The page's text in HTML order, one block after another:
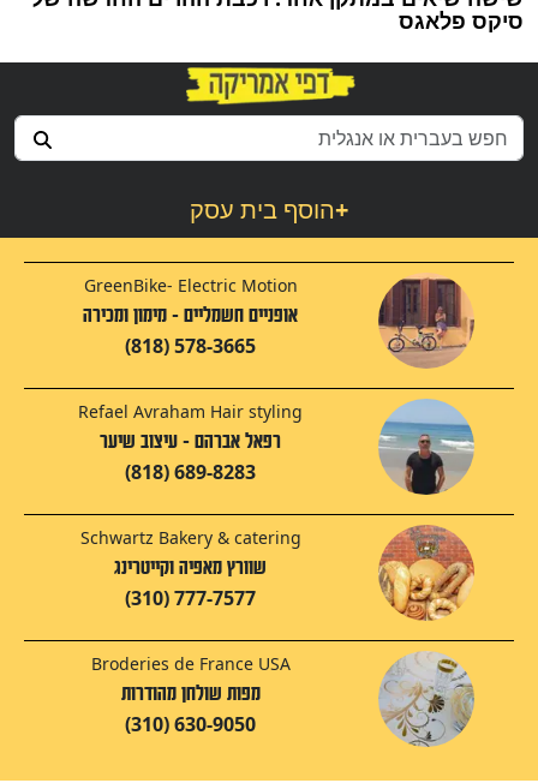
סיקס פלאגס
הוסף בית עסק+
GreenBike- Electric Motion
אופניים חשמליים - מימון ומכירה
(818) 578-3665
Refael Avraham Hair styling
רפאל אברהם - עיצוב שיער
(818) 689-8283
Schwartz Bakery & catering
שוורץ מאפיה וקייטרינג
(310) 777-7577
Broderies de France USA
מפות שולחן מהודרות
(310) 630-9050